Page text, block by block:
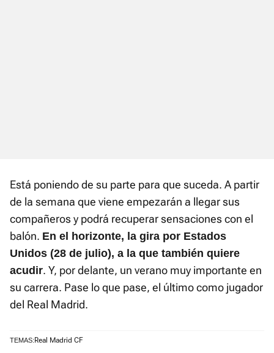
Está poniendo de su parte para que suceda. A partir
de la semana que viene empezarán a llegar sus
compañeros y podrá recuperar sensaciones con el
balón. En el horizonte, la gira por Estados
Unidos (28 de julio), a la que también quiere
acudir. Y, por delante, un verano muy importante en
su carrera. Pase lo que pase, el último como jugador
del Real Madrid.
TEMAS: Real Madrid CF